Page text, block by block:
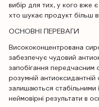
вибір для тих, у кого вже є
хто шукає продукт більш
ОСНОВНІ ПЕРЕВАГИ
Висококонцентрована
забезпечує чудовий
запобігання передчасним
розумній антиоксидантній
залишаються стабільними
неймовірні результати в